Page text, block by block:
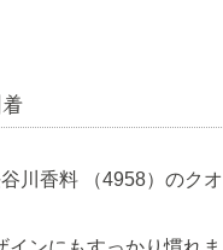
川香料 （4958）のク